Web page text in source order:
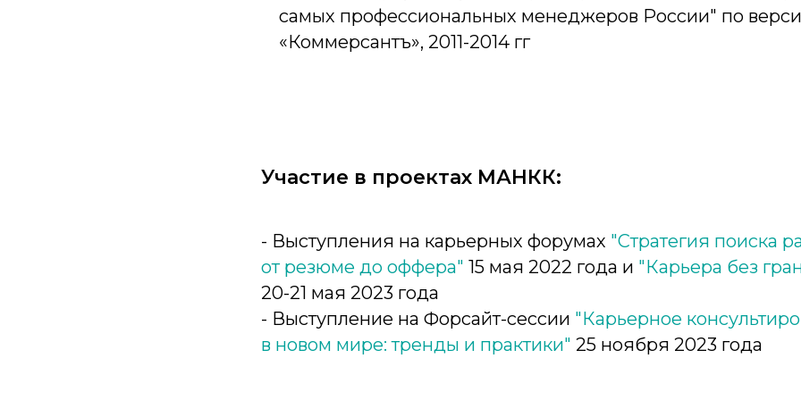
самых профессиональных менеджеров России" по
«Коммерсантъ», 2011-2014 гг
Участие в проектах МАНКК:
- Выступления на карьерных форумах "Стратегия поиска
от резюме до оффера" 15 мая 2022 года и "Карьера без
20-21 мая 2023 года
- Выступление на Форсайт-сессии "Карьерное
в новом мире: тренды и практики" 25 ноября 2023 года